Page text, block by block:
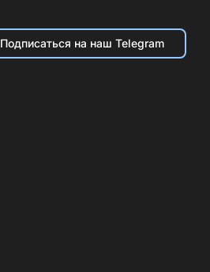
Подписаться на наш Telegram